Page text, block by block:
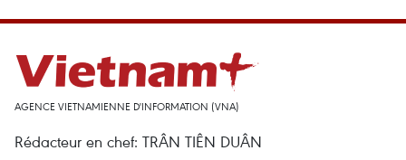
AGENCE VIETNAMIENNE D'INFORMATION (VNA)
Rédacteur en chef: TRÂN TIÊN DUÂN